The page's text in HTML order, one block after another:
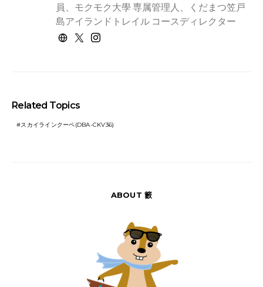
員、モクモク大學 専属管理人、くだまつ笠戸
島アイランドトレイル コースディレクター
Related Topics
スカイラインクーペ(DBA-CKV36)
ABOUT 籔